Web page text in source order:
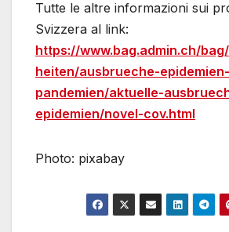
Tutte le altre informazioni sui
Svizzera al link:
https://www.bag.admin.ch/
heiten/ausbrueche-epidemien-
pandemien/aktuelle-
epidemien/novel-cov.html
Photo: pixabay